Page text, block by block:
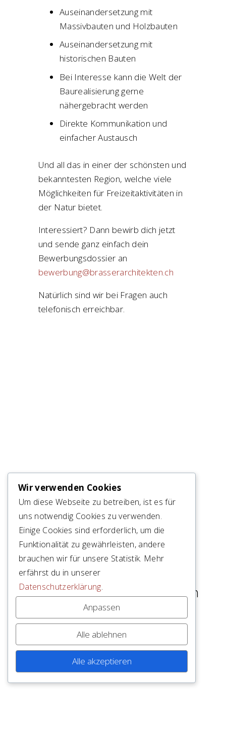
Auseinandersetzung mit
Massivbauten und Holzbauten
Auseinandersetzung mit
historischen Bauten
Bei Interesse kann die Welt der
Baurealisierung gerne
nähergebracht werden
Direkte Kommunikation und
einfacher Austausch
Und all das in einer der schönsten und
bekanntesten Region, welche viele
Möglichkeiten für Freizeitaktivitäten in
der Natur bietet.
Interessiert? Dann bewirb dich jetzt
und sende ganz einfach dein
Bewerbungsdossier an
bewerbung@brasserarchitekten.ch
Natürlich sind wir bei Fragen auch
telefonisch erreichbar.
Cho d’Punt Dadour 86
CH – 7503 Samedan
+41 (0)81 852 11 52
mail(at)brasserarchitekten.ch
Wir verwenden Cookies
Um diese Webseite zu betreiben, ist es für
uns notwendig Cookies zu verwenden.
Einige Cookies sind erforderlich, um die
Funktionalität zu gewährleisten, andere
brauchen wir für unsere Statistik. Mehr
erfährst du in unserer
Datenschutzerklärung.
Anpassen
Alle ablehnen
Alle akzeptieren